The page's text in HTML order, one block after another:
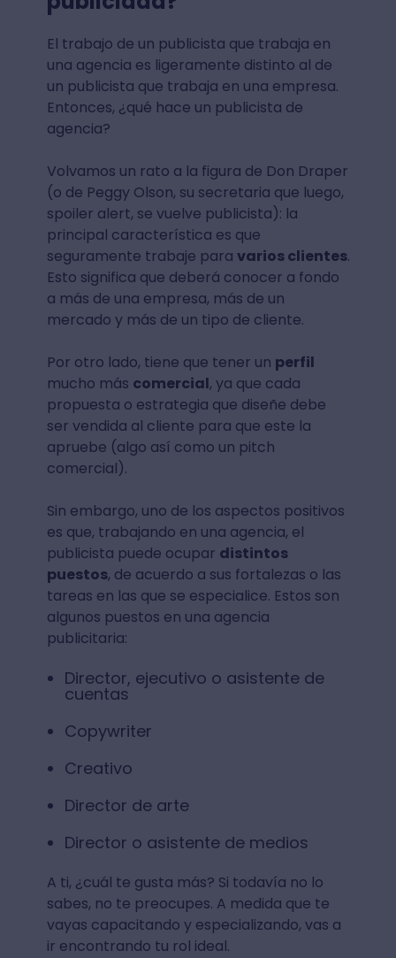
El trabajo de un publicista que trabaja en
una agencia es ligeramente distinto al de
un publicista que trabaja en una empresa.
Entonces, ¿qué hace un publicista de
agencia?
Volvamos un rato a la figura de Don Draper
(o de Peggy Olson, su secretaria que luego,
spoiler alert, se vuelve publicista): la
principal característica es que
seguramente trabaje para varios clientes.
Esto significa que deberá conocer a fondo
a más de una empresa, más de un
mercado y más de un tipo de cliente.
Por otro lado, tiene que tener un perfil
mucho más comercial, ya que cada
propuesta o estrategia que diseñe debe
ser vendida al cliente para que este la
apruebe (algo así como un pitch
comercial).
Sin embargo, uno de los aspectos positivos
es que, trabajando en una agencia, el
publicista puede ocupar distintos
puestos, de acuerdo a sus fortalezas o las
tareas en las que se especialice. Estos son
algunos puestos en una agencia
publicitaria:
Director, ejecutivo o asistente de
cuentas
Copywriter
Creativo
Director de arte
Director o asistente de medios
A ti, ¿cuál te gusta más? Si todavía no lo
sabes, no te preocupes. A medida que te
vayas capacitando y especializando, vas a
ir encontrando tu rol ideal.